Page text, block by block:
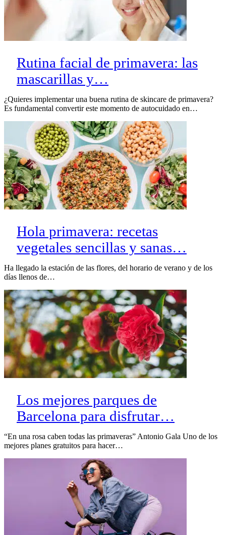
Rutina facial de primavera: las
mascarillas y…
¿Quieres implementar una buena rutina de skincare de primavera?
Es fundamental convertir este momento de autocuidado en…
Hola primavera: recetas
vegetales sencillas y sanas…
Ha llegado la estación de las flores, del horario de verano y de los
días llenos de…
Los mejores parques de
Barcelona para disfrutar…
“En una rosa caben todas las primaveras” Antonio Gala Uno de los
mejores planes gratuitos para hacer…